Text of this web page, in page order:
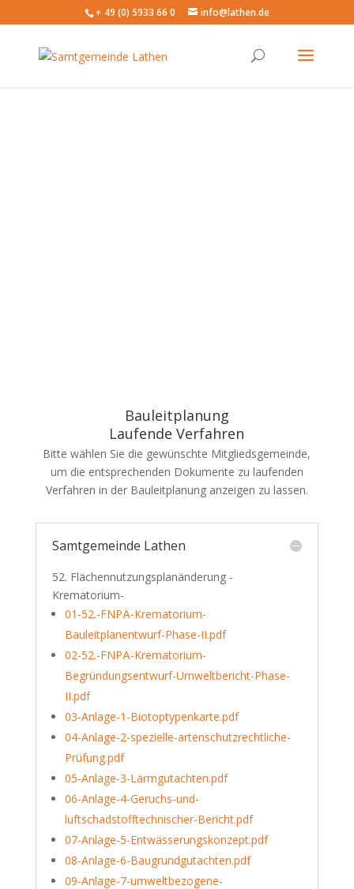
+ 49 (0) 5933 66 0 info@lathen.de
Bauleitplanung
Laufende Verfahren
Bitte wählen Sie die gewünschte Mitgliedsgemeinde,
um die entsprechenden Dokumente zu laufenden
Verfahren in der Bauleitplanung anzeigen zu lassen.
Samtgemeinde Lathen
52. Flächennutzungsplanänderung -
Krematorium-
01-52.-FNPÄ-Krematorium-
Bauleitplanentwurf-Phase-II.pdf
02-52.-FNPÄ-Krematorium-
Begründungsentwurf-Umweltbericht-Phase-
II.pdf
03-Anlage-1-Biotoptypenkarte.pdf
04-Anlage-2-spezielle-artenschutzrechtliche-
Prüfung.pdf
05-Anlage-3-Lärmgutachten.pdf
06-Anlage-4-Geruchs-und-
luftschadstofftechnischer-Bericht.pdf
07-Anlage-5-Entwässerungskonzept.pdf
08-Anlage-6-Baugrundgutachten.pdf
09-Anlage-7-umweltbezogene-